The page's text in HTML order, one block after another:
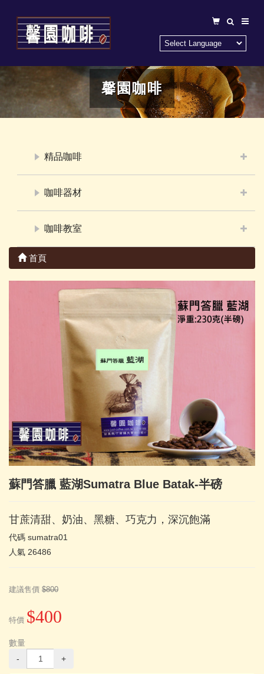
馨園咖啡
精品咖啡
咖啡器材
咖啡教室
首頁
蘇門答臘 藍湖Sumatra Blue Batak-半磅
甘蔗清甜、奶油、黑糖、巧克力，深沉飽滿
代碼 sumatra01
人氣 26486
建議售價 $800
特價 $400
數量
-
+